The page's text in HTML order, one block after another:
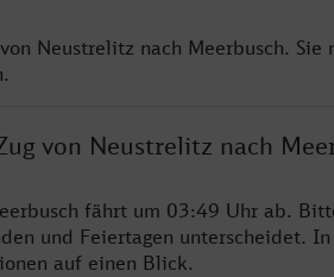
Neustrelitz nach Meerbusch. Sie
von Neustrelitz nach
fährt um 03:49 Uhr ab.
und Feiertagen unterscheidet.
auf einen Blick.